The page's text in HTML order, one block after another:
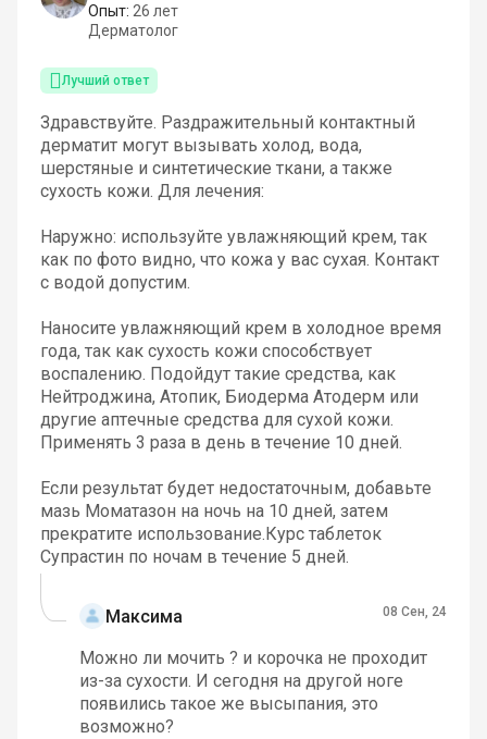
Опыт: 26 лет
Дерматолог
Лучший ответ
Здравствуйте. Раздражительный контактный
дерматит могут вызывать холод, вода,
шерстяные и синтетические ткани, а также
сухость кожи. Для лечения:
Наружно: используйте увлажняющий крем, так
как по фото видно, что кожа у вас сухая. Контакт
с водой допустим.
Наносите увлажняющий крем в холодное время
года, так как сухость кожи способствует
воспалению. Подойдут такие средства, как
Нейтроджина, Атопик, Биодерма Атодерм или
другие аптечные средства для сухой кожи.
Применять 3 раза в день в течение 10 дней.
Если результат будет недостаточным, добавьте
мазь Моматазон на ночь на 10 дней, затем
прекратите использование.Курс таблеток
Супрастин по ночам в течение 5 дней.
Максима 08 Сен, 24
Можно ли мочить ? и корочка не проходит
из-за сухости. И сегодня на другой ноге
появились такое же высыпания, это
возможно?